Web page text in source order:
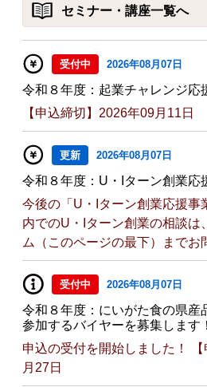
セミナー・講座一覧へ
受付中 2026年08月07日
令和８年度：起業チャレンジ応
【申込締切】2026年09月11日
更新 2026年08月07日
令和８年度：U・Iターン創業応
今後の「U・Iターン創業応援事
内でのU・Iターン創業の相談は
ム（このページの最下）までお
受付中 2026年08月07日
令和８年度：にいがた食の県
参加するバイヤーを募集します！
申込の受付を開始しました！
月27日